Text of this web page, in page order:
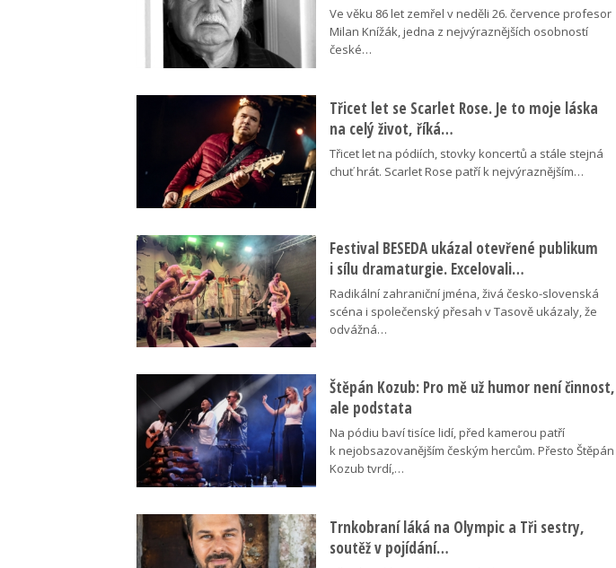
Ve věku 86 let zemřel v neděli 26. července profesor
Milan Knížák, jedna z nejvýraznějších osobností
české…
Třicet let se Scarlet Rose. Je to moje láska
na celý život, říká…
Třicet let na pódiích, stovky koncertů a stále stejná
chuť hrát. Scarlet Rose patří k nejvýraznějším…
Festival BESEDA ukázal otevřené publikum
i sílu dramaturgie. Excelovali…
Radikální zahraniční jména, živá česko-slovenská
scéna i společenský přesah v Tasově ukázaly, že
odvážná…
Štěpán Kozub: Pro mě už humor není činnost,
ale podstata
Na pódiu baví tisíce lidí, před kamerou patří
k nejobsazovanějším českým hercům. Přesto Štěpán
Kozub tvrdí,…
Trnkobraní láká na Olympic a Tři sestry,
soutěž v pojídání…